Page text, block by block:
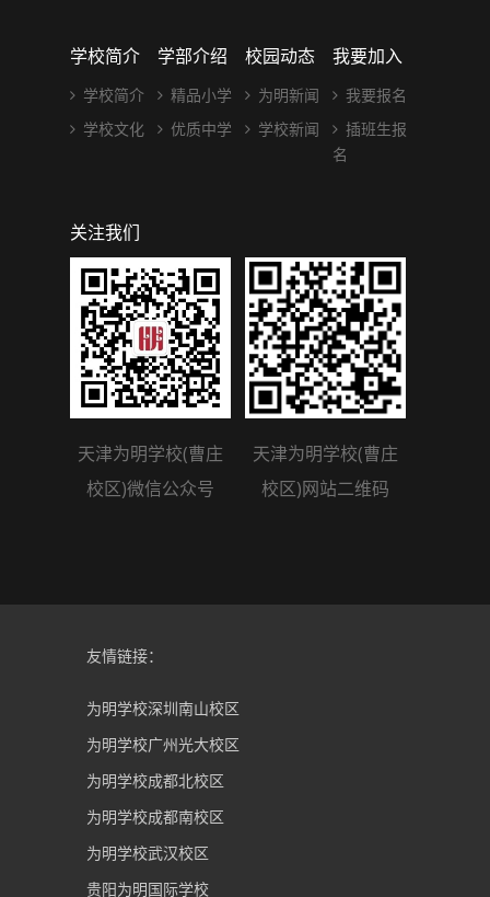
学校简介
学校简介
学校文化
学部介绍
精品小学
优质中学
校园动态
为明新闻
学校新闻
我要加入
我要报名
插班生报
名
关注我们
天津为明学校(曹庄
校区)微信公众号
天津为明学校(曹庄
校区)网站二维码
友情链接：
为明学校深圳南山校区
为明学校广州光大校区
为明学校成都北校区
为明学校成都南校区
为明学校武汉校区
贵阳为明国际学校